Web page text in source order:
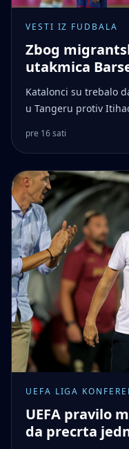
VESTI IZ FUDBALA
Zbog
utakmica
Katalonci su trebalo
u Tangeru protiv
pre 16 sati
UEFA LIGA
UEFA pravilo
da precrta